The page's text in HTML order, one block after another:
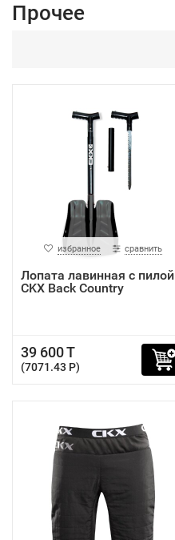
Прочее
избранное сравнить
Лопата лавинная с пилой
CKX Back Country
39 600 T
(7071.43 P)